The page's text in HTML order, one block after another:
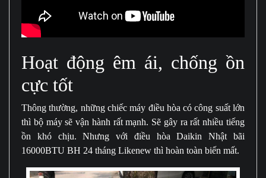
Hoạt động êm ái, chống ồn
cực tốt
Thông thường, những chiếc máy điều hòa có công suất lớn
thì bộ máy sẽ vận hành rất mạnh. Sẽ gây ra rất nhiều tiếng
ồn khó chịu. Nhưng với điều hòa Daikin Nhật bãi
16000BTU BH 24 tháng Likenew thì hoàn toàn biến mất.